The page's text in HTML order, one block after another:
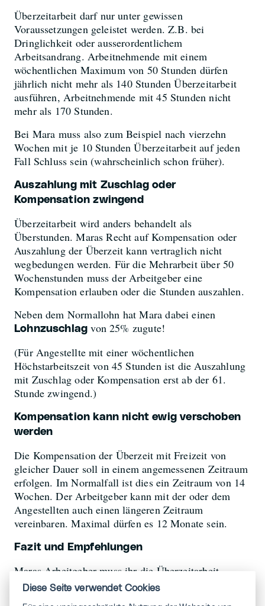
Überzeitarbeit darf nur unter gewissen
Voraussetzungen geleistet werden. Z.B. bei
Dringlichkeit oder ausserordentlichem
Arbeitsandrang. Arbeitnehmende mit einem
wöchentlichen Maximum von 50 Stunden dürfen
jährlich nicht mehr als 140 Stunden Überzeitarbeit
ausführen, Arbeitnehmende mit 45 Stunden nicht
mehr als 170 Stunden.
Bei Mara muss also zum Beispiel nach vierzehn
Wochen mit je 10 Stunden Überzeitarbeit auf jeden
Fall Schluss sein (wahrscheinlich schon früher).
Auszahlung mit Zuschlag oder
Kompensation zwingend
Überzeitarbeit wird anders behandelt als
Überstunden. Maras Recht auf Kompensation oder
Auszahlung der Überzeit kann vertraglich nicht
wegbedungen werden. Für die Mehrarbeit über 50
Wochenstunden muss der Arbeitgeber eine
Kompensation erlauben oder die Stunden auszahlen.
Neben dem Normallohn hat Mara dabei einen
Lohnzuschlag von 25% zugute!
(Für Angestellte mit einer wöchentlichen
Höchstarbeitszeit von 45 Stunden ist die Auszahlung
mit Zuschlag oder Kompensation erst ab der 61.
Stunde zwingend.)
Kompensation kann nicht ewig verschoben
werden
Die Kompensation der Überzeit mit Freizeit von
gleicher Dauer soll in einem angemessenen Zeitraum
erfolgen. Im Normalfall ist dies ein Zeitraum von 14
Wochen. Der Arbeitgeber kann mit der oder dem
Angestellten auch einen längeren Zeitraum
vereinbaren. Maximal dürfen es 12 Monate sein.
Fazit und Empfehlungen
Maras Arbeitgeber muss ihr die Überzeitarbeit
vergüten und darauf achten, dass sie die Schwellen
Diese Seite verwendet Cookies